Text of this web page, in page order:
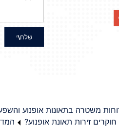
שלח\י
משטרה בתאונות אופנוע
חוקרים זירות תאונת אופנוע?